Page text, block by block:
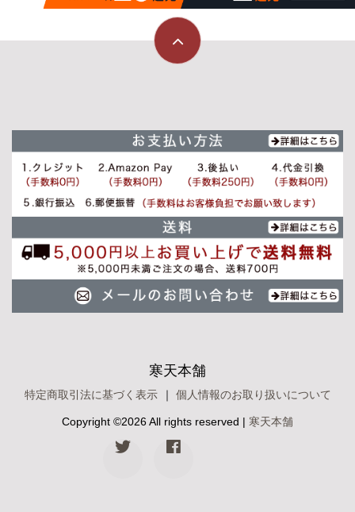
寒天本舗
特定商取引法に基づく表示 ｜ 個人情報のお取り扱いについて
Copyright ©2026 All rights reserved | 寒天本舗